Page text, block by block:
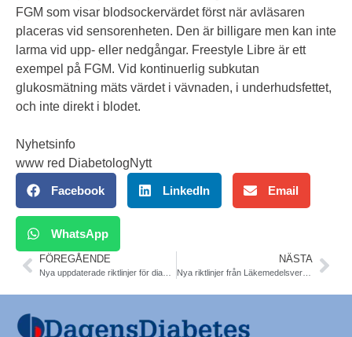
FGM som visar blodsockervärdet först när avläsaren
placeras vid sensorenheten. Den är billigare men kan inte
larma vid upp- eller nedgångar. Freestyle Libre är ett
exempel på FGM. Vid kontinuerlig subkutan
glukosmätning mäts värdet i vävnaden, i underhudsfettet,
och inte direkt i blodet.
Nyhetsinfo
www red DiabetologNytt
Facebook LinkedIn Email
WhatsApp
FÖREGÅENDE NÄSTA
Nya riktlinjer från Läkemedelsverket ändrar inte blodtrycksgränsen